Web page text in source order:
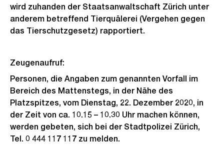
wird zuhanden der Staatsanwaltschaft Zürich unter
anderem betreffend Tierquälerei (Vergehen gegen
das Tierschutzgesetz) rapportiert.
Zeugenaufruf:
Personen, die Angaben zum genannten Vorfall im
Bereich des Mattenstegs, in der Nähe des
Platzspitzes, vom Dienstag, 22. Dezember 2020, in
der Zeit von ca. 10.15 – 10.30 Uhr machen können,
werden gebeten, sich bei der Stadtpolizei Zürich,
Tel. 0 444 117 117 zu melden.